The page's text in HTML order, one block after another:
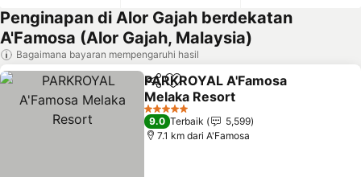
Penginapan di Alor Gajah berdekatan
A'Famosa (Alor Gajah, Malaysia)
Bagaimana bayaran mempengaruhi hasil
KongsiTambah ke favorit
PARKROYAL A'Famosa
Melaka Resort
Lihat harga
5 Bintang
9.0 Terbaik
5,599
7.1 km dari A'Famosa